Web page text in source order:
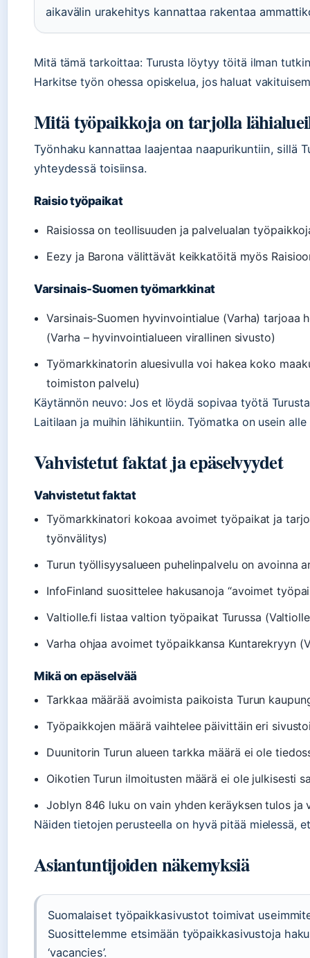
aikavälin urakehitys kannattaa rakentaa
Mitä tämä tarkoittaa: Turusta löytyy töitä ilman
Harkitse työn ohessa opiskelua, jos haluat
Mitä työpaikkoja on tarjolla
Työnhaku kannattaa laajentaa naapurikuntiin, sillä
yhteydessä toisiinsa.
Raisio työpaikat
Raisiossa on teollisuuden ja palvelualan
Eezy ja Barona välittävät keikkatöitä myös
Varsinais-Suomen työmarkkinat
Varsinais-Suomen hyvinvointialue (Varha)
(Varha – hyvinvointialueen virallinen sivusto)
Työmarkkinatorin aluesivulla voi hakea koko
toimiston palvelu)
Käytännön neuvo: Jos et löydä sopivaa työtä
Laitilaan ja muihin lähikuntiin. Työmatka on usein
Vahvistetut faktat ja epäselvyydet
Vahvistetut faktat
Työmarkkinatori kokoaa avoimet työpaikat ja
työnvälitys)
Turun työllisyysalueen puhelinpalvelu on avoinna
InfoFinland suosittelee hakusanoja “avoimet
Valtiolle.fi listaa valtion työpaikat Turussa
Varha ohjaa avoimet työpaikkansa Kuntarekryyn
Mikä on epäselvää
Tarkkaa määrää avoimista paikoista Turun
Työpaikkojen määrä vaihtelee päivittäin eri
Duunitorin Turun alueen tarkka määrä ei ole
Oikotien Turun ilmoitusten määrä ei ole julkisesti
Joblyn 846 luku on vain yhden keräyksen tulos ja
Näiden tietojen perusteella on hyvä pitää mielessä,
Asiantuntijoiden näkemyksiä
Suomalaiset työpaikkasivustot toimivat
Suosittelemme etsimään työpaikkasivustoja
‘vacancies’.